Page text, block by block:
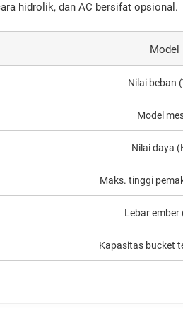
hidrolik, dan AC bersifat opsional.
Model
Nilai beban
Model
Nilai daya
Maks. tinggi
Lebar ember
Kapasitas bucket